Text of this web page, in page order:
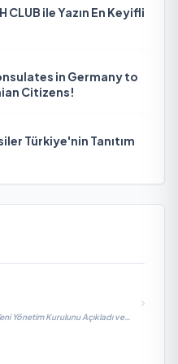
CLUB ile Yazın En Keyifli
in Germany to
Citizens!
Türkiye'nin Tanıtım
Yönetim Kurulunu Açıkladı ve